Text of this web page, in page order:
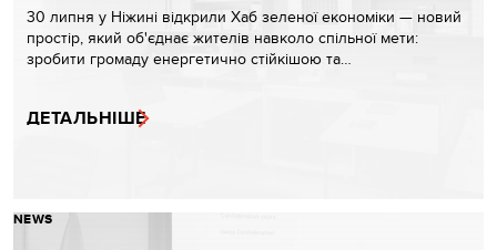
30 липня у Ніжині відкрили Хаб зеленої економіки — новий
простір, який об'єднає жителів навколо спільної мети:
зробити громаду енергетично стійкішою та…
ДЕТАЛЬНІШЕ
NEWS